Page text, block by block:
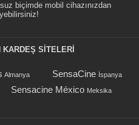
biçimde mobil cihazınızdan
KARDEŞ SİTELERİ
Almanya SensaCine İspanya
Sensacine México Meksika